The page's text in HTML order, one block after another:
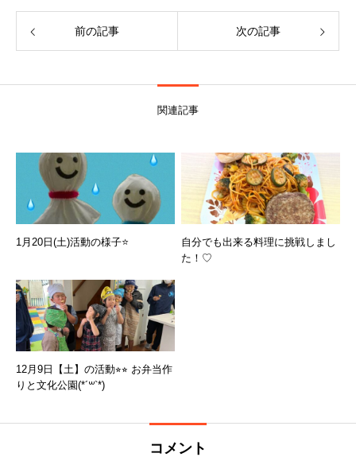
前の記事 次の記事
関連記事
1月20日(土)活動の様子⭐️
自分でも出来る料理に挑戦しまし
た！♡
12月9日【土】の活動⭐︎⭐︎ お弁当作
りと文化公園(*´꒳`*)
コメント